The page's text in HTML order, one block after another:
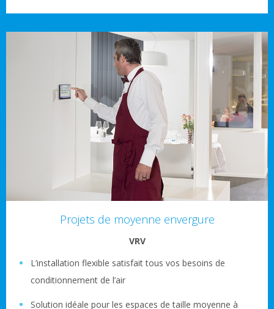
Projets de moyenne envergure
VRV
L’installation flexible satisfait tous vos besoins de
conditionnement de l’air
Solution idéale pour les espaces de taille moyenne à